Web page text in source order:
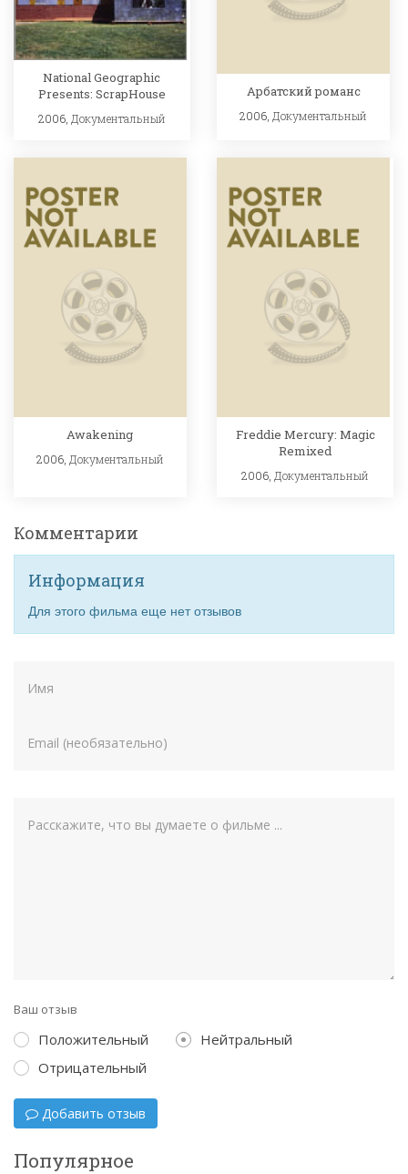
National Geographic
Presents: ScrapHouse
2006, Документальный
Арбатский романс
2006, Документальный
Awakening
2006, Документальный
Freddie Mercury: Magic
Remixed
2006,Документальный
Комментарии
Информация
Для этого фильма еще нет отзывов
Ваш отзыв
Положительный
Нейтральный
Отрицательный
Добавить отзыв
Популярное